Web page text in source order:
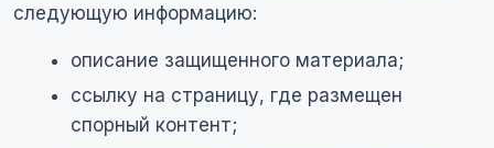
следующую информацию:
описание защищенного материала;
ссылку на страницу, где размещен
спорный контент;